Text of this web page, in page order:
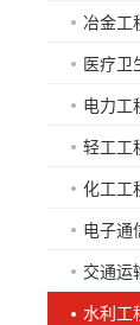
冶金工
医疗卫
电力工
轻工工
化工工
电子通
交通运
水利工